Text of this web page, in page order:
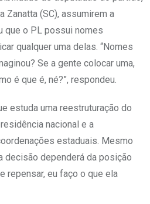
Zanatta (SC), assumirem a
que o PL possui nomes
qualquer uma delas. “Nomes
Se a gente colocar uma,
é que é, né?”, respondeu.
estuda uma reestruturação do
nacional e a
estaduais. Mesmo
decisão dependerá da posição
repensar, eu faço o que ela